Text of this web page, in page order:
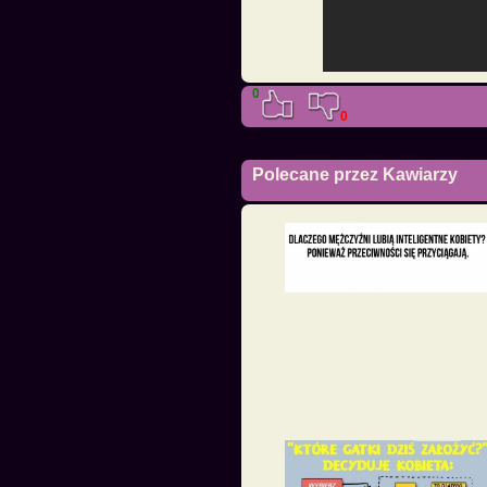
0
0
Polecane przez Kawiarzy